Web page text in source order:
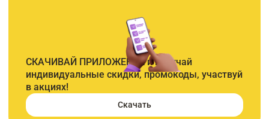
СКАЧИВАЙ ПРИЛОЖЕНИЕ и получай
индивидуальные скидки, промокоды, участвуй
в акциях!
Скачать